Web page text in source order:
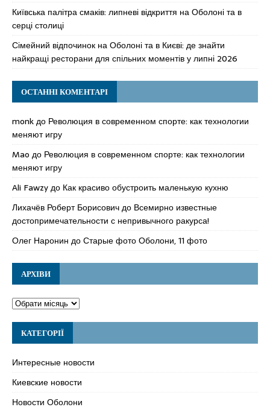
Київська палітра смаків: липневі відкриття на Оболоні та в
серці столиці
Сімейний відпочинок на Оболоні та в Києві: де знайти
найкращі ресторани для спільних моментів у липні 2026
ОСТАННІ КОМЕНТАРІ
monkдо Революция в современном спорте: как технологии
меняют игру
Mao до Революция в современном спорте: как технологии
меняют игру
Ali Fawzyдо Как красиво обустроить маленькую кухню
Лихачёв Роберт Борисовичдо Всемирно известные
достопримечательности с непривычного ракурса!
Олег Наронин доСтарые фото Оболони, 11 фото
АРХІВИ
КАТЕГОРІЇ
Интересные новости
Киевские новости
Новости Оболони